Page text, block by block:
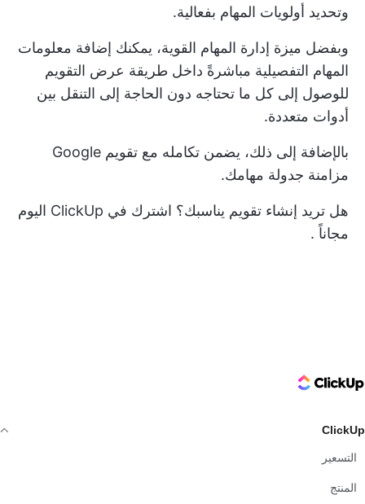
وتحديد أولويات المهام بفعالية.
وبفضل ميزة إدارة المهام القوية، يمكنك إضافة معلومات
المهام التفصيلية مباشرةً داخل طريقة عرض التقويم
للوصول إلى كل ما تحتاجه دون الحاجة إلى التنقل بين
أدوات متعددة.
بالإضافة إلى ذلك، يضمن تكامله مع تقويم Google
مزامنة جدولة مهامك.
هل تريد إنشاء تقويم يناسبك؟
اشترك في ClickUp اليوم
مجاناً .
ClickUp Logo
ClickUp
التسعير
المنتج